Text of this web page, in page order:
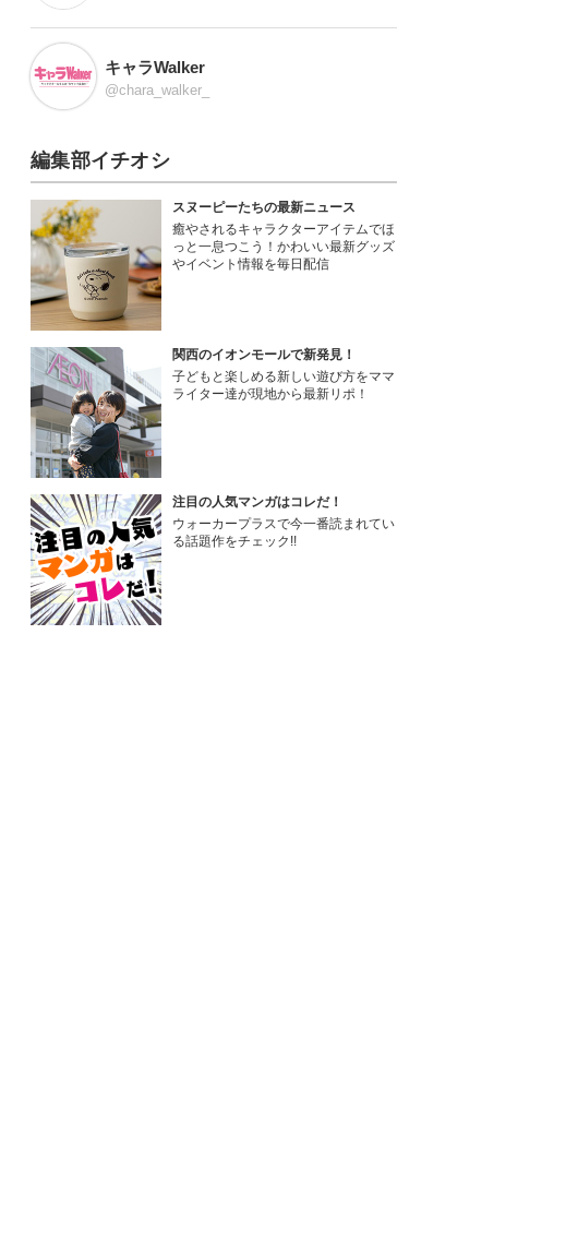
キャラWalker
@chara_walker_
編集部イチオシ
スヌーピーたちの最新ニュース
癒やされるキャラクターアイテムでほ
っと一息つこう！かわいい最新グッズ
やイベント情報を毎日配信
関西のイオンモールで新発見！
子どもと楽しめる新しい遊び方をママ
ライター達が現地から最新リポ！
注目の人気マンガはコレだ！
ウォーカープラスで今一番読まれてい
る話題作をチェック!!